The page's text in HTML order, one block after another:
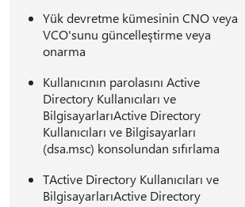
Yük devretme kümesinin CNO veya
VCO'sunu güncelleştirme veya
onarma
Kullanıcının parolasını Active
Directory Kullanıcıları ve
BilgisayarlarıActive Directory
Kullanıcıları ve Bilgisayarları
(dsa.msc) konsolundan sıfırlama
TActive Directory Kullanıcıları ve
BilgisayarlarıActive Directory